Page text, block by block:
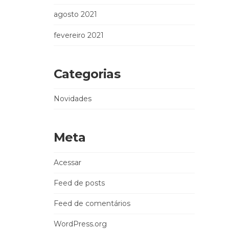
agosto 2021
fevereiro 2021
Categorias
Novidades
Meta
Acessar
Feed de posts
Feed de comentários
WordPress.org